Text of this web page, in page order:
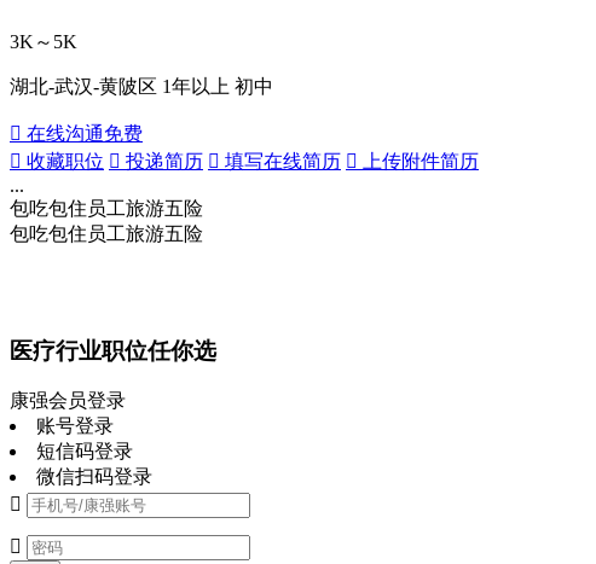
3K～5K
湖北-武汉-黄陂区 1年以上 初中
 在线沟通免费
 收藏职位  投递简历  填写在线简历  上传附件简历
...
包吃包住 员工旅游五险
包吃包住 员工旅游五险
医疗行业职位任你选
康强会员登录
账号登录
短信码登录
微信扫码登录

